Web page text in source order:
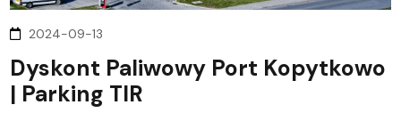
2024-09-13
Dyskont Paliwowy Port Kopytkowo
| Parking TIR